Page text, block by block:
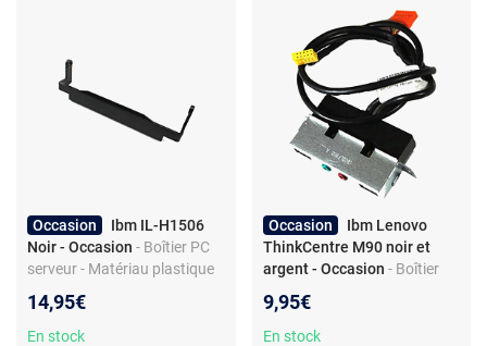
Occasion
Ibm IL-H1506
Noir - Occasion - Boîtier PC
serveur - Matériau plastique
14,95€
En stock
Occasion
Ibm Lenovo
ThinkCentre M90 noir et
argent - Occasion - Boîtier
plastique - USB 2.0 -
alimentation propriétaire
9,95€
En stock